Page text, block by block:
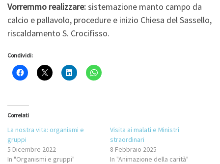
Vorremmo realizzare:sistemazione manto campo da
calcio e pallavolo, procedure e inizio Chiesa del Sassello,
riscaldamento S. Crocifisso.
Condividi:
Correlati
La nostra vita: organismi e
gruppi
5 Dicembre 2022
In "Organismi e gruppi"
Visita ai malati e Ministri
straordinari
8 Febbraio 2025
In "Animazione della carità"